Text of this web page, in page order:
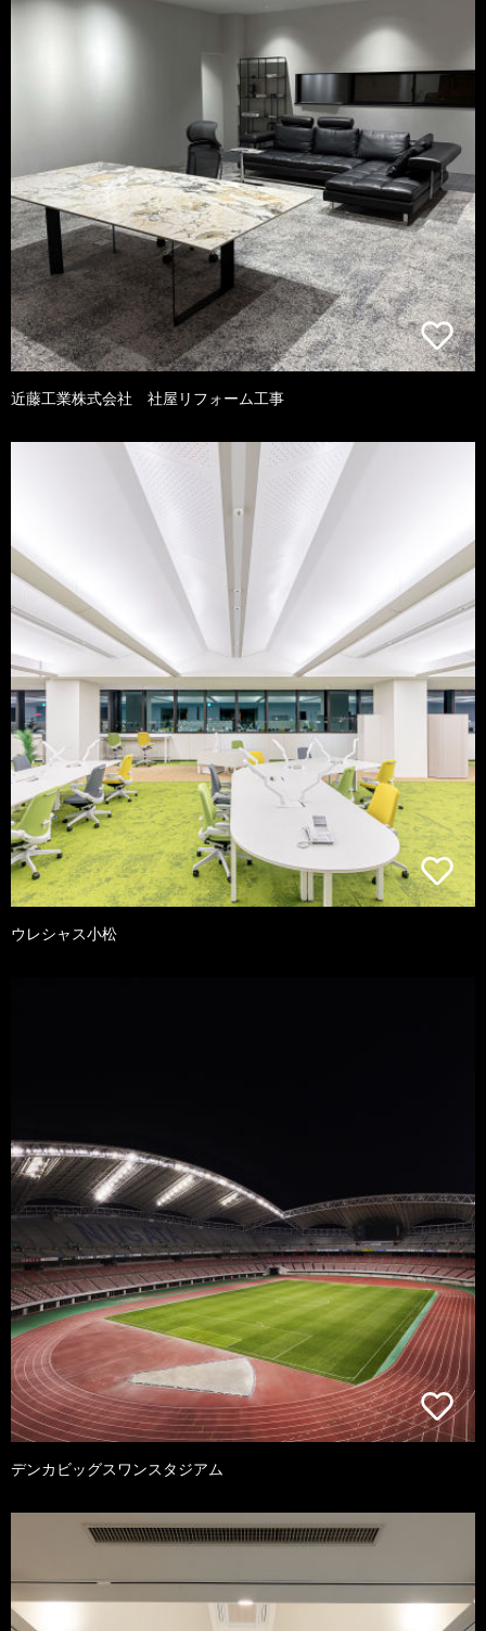
近藤工業株式会社 社屋リフォーム工事
ウレシャス小松
デンカビッグスワンスタジアム